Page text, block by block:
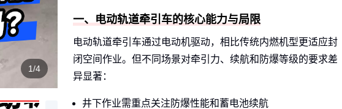
1/4
一、电动轨道牵引车的核心能力与局限
电动轨道牵引车通过电动机驱动，相比传统内燃机型更适应封
闭空间作业。但不同场景对牵引力、续航和防爆等级的要求差
异显著：
井下作业需重点关注防爆性能和蓄电池续航